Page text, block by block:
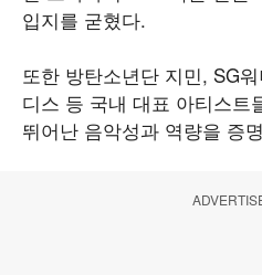
입지를 굳혔다.
또한 방탄소년단 지민, SG
디스 등 국내 대표 아티스트
뛰어난 음악성과 역량을 증